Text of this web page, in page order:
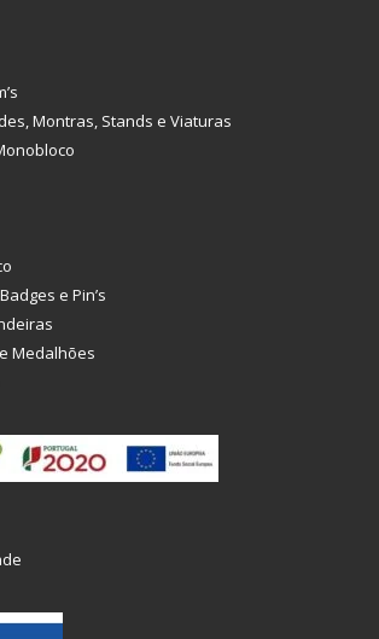
Montras, Stands e Viaturas
e Pin’s
Medalhões